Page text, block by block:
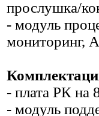
прослушка/
- модуль
мониторинг,
- плата РК на
- модуль